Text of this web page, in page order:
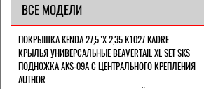
ВСЕ МОДЕЛИ
ПОКРЫШКА KENDA 27,5"Х 2,35 K1027 KADRE
КРЫЛЬЯ УНИВЕРСАЛЬНЫЕ BEAVERTAIL XL SET SKS
ПОДНОЖКА AKS-09A C ЦЕНТРАЛЬНОГО КРЕПЛЕНИЯ
AUTHOR